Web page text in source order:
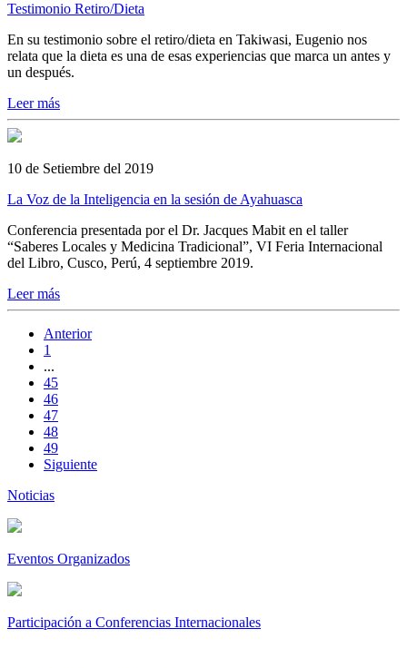
Testimonio Retiro/Dieta
En su testimonio sobre el retiro/dieta en Takiwasi, Eugenio nos
relata que la dieta es una de esas experiencias que marca un antes y
un después.
Leer más
10 de Setiembre del 2019
La Voz de la Inteligencia en la sesión de Ayahuasca
Conferencia presentada por el Dr. Jacques Mabit en el taller
“Saberes Locales y Medicina Tradicional”, VI Feria Internacional
del Libro, Cusco, Perú, 4 septiembre 2019.
Leer más
Anterior
1
...
45
46
47
48
49
Siguiente
Noticias
Eventos Organizados
Participación a Conferencias Internacionales